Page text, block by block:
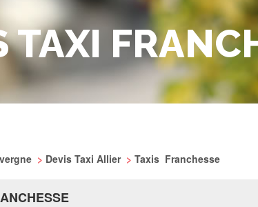
TAXI
> Devis Taxi Allier > Taxis Franchesse